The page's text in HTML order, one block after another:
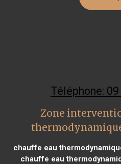
Téléphone:
Zone
chauffe eau
chauffe eau